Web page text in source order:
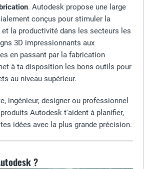
. Autodesk propose une large
conçus pour stimuler la
la productivité dans les secteurs les
3D impressionnants aux
en passant par la fabrication
à ta disposition les bons outils pour
au niveau supérieur.
ingénieur, designer ou professionnel
Autodesk t'aident à planifier,
idées avec la plus grande précision.
?